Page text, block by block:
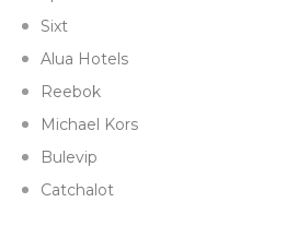
Sixt
Alua Hotels
Reebok
Michael Kors
Bulevip
Catchalot